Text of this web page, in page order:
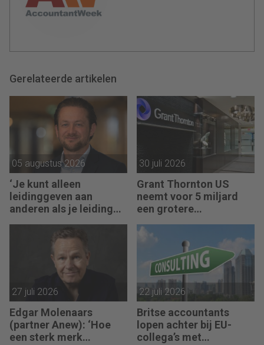
Gerelateerde artikelen
05 augustus 2026
‘Je kunt alleen
leidinggeven aan
anderen als je leiding
30 juli 2026
Grant Thornton US
neemt voor 5 miljard
een grotere
27 juli 2026
Edgar Molenaars
(partner Anew): ‘Hoe
een sterk merk
22 juli 2026
Britse accountants
lopen achter bij EU-
collega’s met